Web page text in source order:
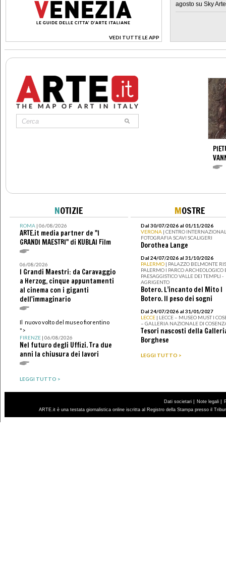
VEDI TUTTE LE APP
>
agosto su Sky Arte
NOTIZIE
ROMA| 06/08/2026
ARTE.it media partner de "I
GRANDI MAESTRI" di KUBLAI Film
06/08/2026
I Grandi Maestri: da Caravaggio
a Herzog, cinque appuntamenti
al cinema con i giganti
dell'immaginario
Il nuovo volto del museo fiorentino
">
FIRENZE| 06/08/2026
Nel futuro degli Uffizi. Tra due
anni la chiusura dei lavori
LEGGI TUTTO >
MOSTRE
Dal 30/07/2026 al 01/11/2026
VERONA | CENTRO
FOTOGRAFIA SCAVI SCALIGERI
Dorothea Lange
Dal 24/07/2026 al 31/10/2026
PALERMO | PALAZZO BELMONTE
PALERMO I PARCO ARCHEOLOGICO
PAESAGGISTICO VALLE DEI TEMPLI -
AGRIGENTO
Botero. L’incanto del Mito I
Botero. Il peso dei sogni
Dal 24/07/2026 al 31/01/2027
LECCE | LECCE – MUSEO MUST I
– GALLERIA NAZIONALE DI
Tesori nascosti della
Borghese
LEGGI TUTTO >
Dati societari | Note legali |
ARTE.it è una testata giornalistica online iscritta al Registro della Stampa presso il